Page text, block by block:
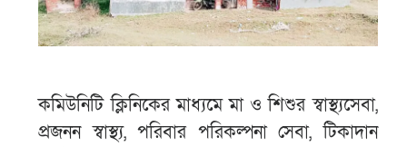
কমিউনিটি ক্লিনিকের মাধ্যমে মা ও শিশুর স্বাস্থ্যসেবা,
প্রজনন স্বাস্থ্য, পরিবার পরিকল্পনা সেবা, টিকাদান